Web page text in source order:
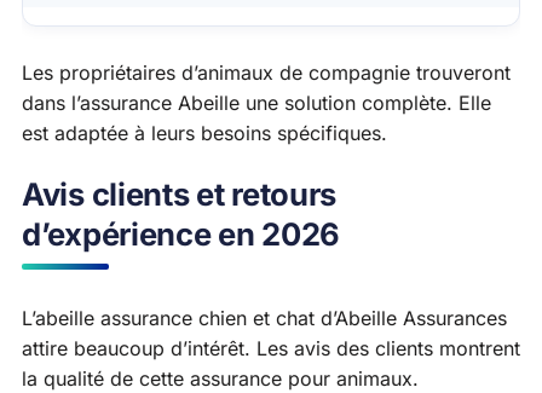
Les propriétaires d’animaux de compagnie trouveront
dans l’assurance Abeille une solution complète. Elle
est adaptée à leurs besoins spécifiques.
Avis clients et retours
d’expérience en 2026
L’abeille assurance chien et chat d’Abeille Assurances
attire beaucoup d’intérêt. Les avis des clients montrent
la qualité de cette assurance pour animaux.